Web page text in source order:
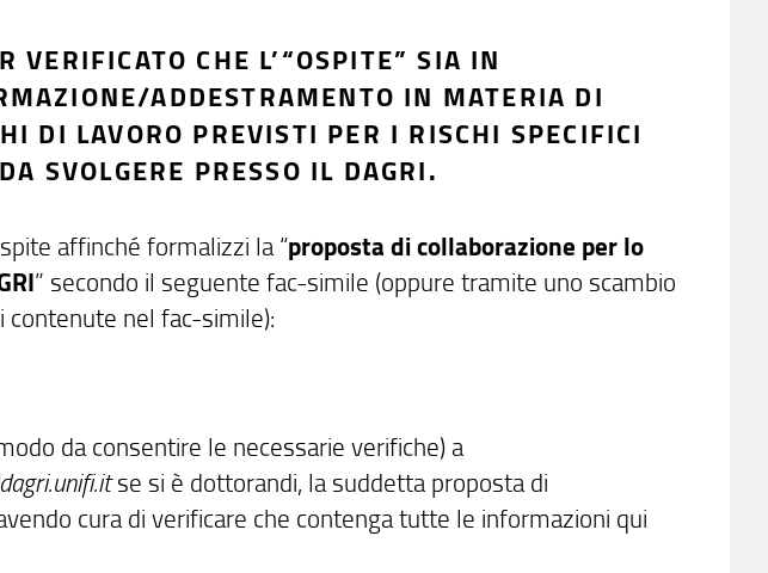
VERIFICATO CHE L’“OSPITE” SIA IN
ADDESTRAMENTO IN MATERIA DI
DI LAVORO PREVISTI PER I RISCHI SPECIFICI
SVOLGERE PRESSO IL DAGRI.
affinché formalizzi la “proposta di collaborazione per lo
” secondo il seguente fac-simile (oppure tramite uno scambio
nel fac-simile):
da consentire le necessarie verifiche) a
se si è dottorandi, la suddetta proposta di
cura di verificare che contenga tutte le informazioni qui